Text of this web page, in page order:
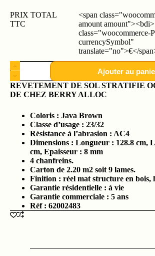
PRIX TOTAL
TTC
<span
amount
class="woocommerce-
currencySymbol"
translate="no">€</
Ajouter au
REVETEMENT DE SOL STRATIFIE
DE CHEZ BERRY ALLOC
Coloris : Java Brown
Classe d’usage : 23/32
Résistance à l’abrasion : AC4
Dimensions : Longueur : 128.8 cm,
cm, Epaisseur : 8 mm
4 chanfreins.
Carton de 2.20 m2 soit 9 lames.
Finition : réel mat structure en bois,
Garantie résidentielle : à vie
Garantie commerciale : 5 ans
Réf : 62002483